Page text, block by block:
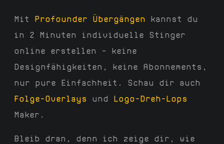
Mit Profounder Übergängen kannst du
in 2 Minuten individuelle Stinger
online erstellen – keine
Designfähigkeiten, keine Abonnements,
nur pure Einfachheit. Schau dir auch
Folge-Overlays
und Logo-Dreh-Lops
Maker.
Bleib dran, denn ich zeige dir, wie